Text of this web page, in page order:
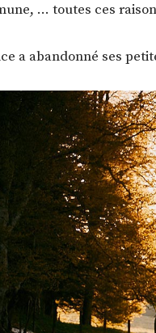
… toutes ces
a abandonné ses